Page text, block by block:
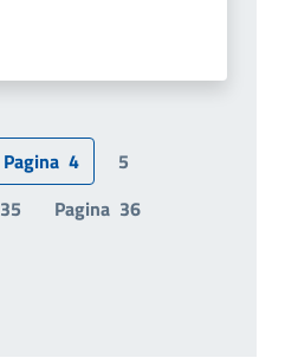
Pagina 4
5
35 Pagina 36